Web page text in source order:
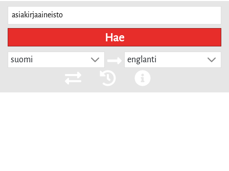
Hae
suomi englanti